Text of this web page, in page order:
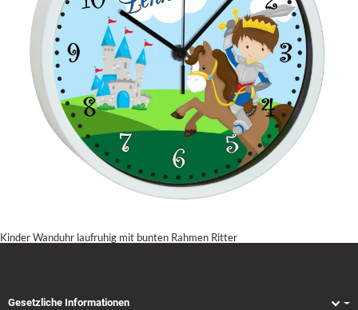
Kinder Wanduhr laufruhig mit bunten Rahmen Ritter
Gesetzliche Informationen